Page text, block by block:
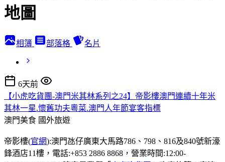
地圖
相簿 部落格 名片
6天前
【小虎吃貨團-澳門米其林系列之24】帝影樓澳門連續十年米
其林一星.懷舊功夫粵菜.澳門人年節宴客指標
澳門美食 國外旅遊
帝影樓(官網):澳門氹仔廣東大馬路786、798、816及840號新濠
鋒酒店11樓，電話:+853 2886 8868，營業時間:12:00-